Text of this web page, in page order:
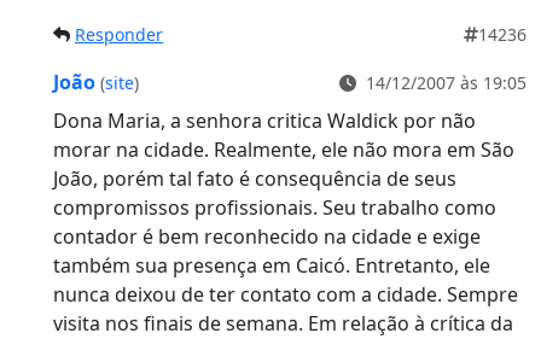
Responder 14236
João (site) 14/12/2007 às 19:05
Dona Maria, a senhora critica Waldick por não
morar na cidade. Realmente, ele não mora em São
João, porém tal fato é consequência de seus
compromissos profissionais. Seu trabalho como
contador é bem reconhecido na cidade e exige
também sua presença em Caicó. Entretanto, ele
nunca deixou de ter contato com a cidade. Sempre
visita nos finais de semana. Em relação à crítica da